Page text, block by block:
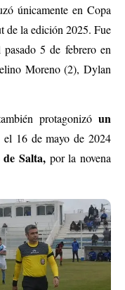
únicamente en Copa
de la edición 2025. Fue
pasado 5 de febrero en
Moreno (2), Dylan
protagonizó un
el 16 de mayo de 2024
Salta, por la novena